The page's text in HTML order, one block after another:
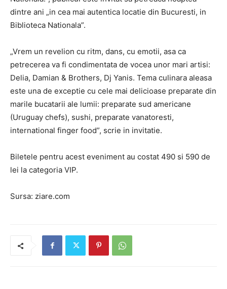
dintre ani „in cea mai autentica locatie din Bucuresti, in
Biblioteca Nationala”.
„Vrem un revelion cu ritm, dans, cu emotii, asa ca
petrecerea va fi condimentata de vocea unor mari artisi:
Delia, Damian & Brothers, Dj Yanis. Tema culinara aleasa
este una de exceptie cu cele mai delicioase preparate din
marile bucatarii ale lumii: preparate sud americane
(Uruguay chefs), sushi, preparate vanatoresti,
international finger food”, scrie in invitatie.
Biletele pentru acest eveniment au costat 490 si 590 de
lei la categoria VIP.
Sursa: ziare.com